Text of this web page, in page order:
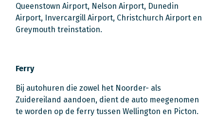
Queenstown Airport, Nelson Airport, Dunedin
Airport, Invercargill Airport, Christchurch Airport en
Greymouth treinstation.
Ferry
Bij autohuren die zowel het Noorder- als
Zuidereiland aandoen, dient de auto meegenomen
te worden op de ferry tussen Wellington en Picton.